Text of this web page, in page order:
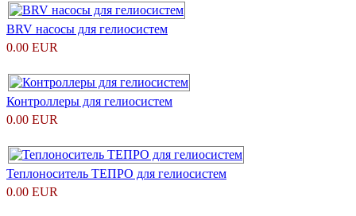
BRV насосы для гелиосистем
0.00 EUR
Контроллеры для гелиосистем
0.00 EUR
Теплоноситель ТЕПРО для гелиосистем
0.00 EUR